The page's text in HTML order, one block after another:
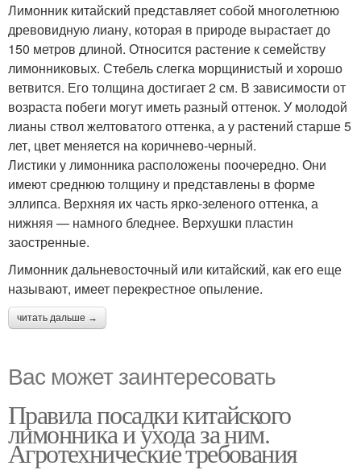
Лимонник китайский представляет собой многолетнюю
древовидную лиану, которая в природе вырастает до
150 метров длиной. Относится растение к семейству
лимонниковых. Стебель слегка морщинистый и хорошо
ветвится. Его толщина достигает 2 см. В зависимости от
возраста побеги могут иметь разный оттенок. У молодой
лианы ствол желтоватого оттенка, а у растений старше 5
лет, цвет меняется на коричнево-черный.
Листики у лимонника расположены поочередно. Они
имеют среднюю толщину и представлены в форме
эллипса. Верхняя их часть ярко-зеленого оттенка, а
нижняя — намного бледнее. Верхушки пластин
заостренные.
Лимонник дальневосточный или китайский, как его еще
называют, имеет перекрестное опыление.
читать дальше →
Вас может заинтересовать
Правила посадки китайского
лимонника и ухода за ним.
Агротехнические требования